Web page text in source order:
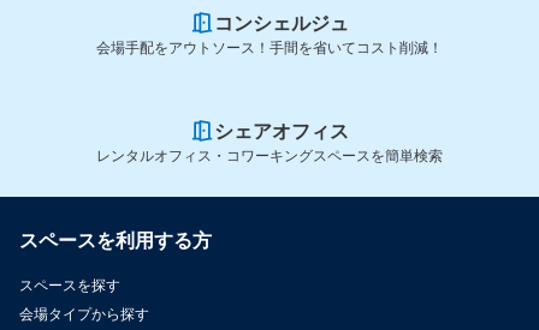
コンシェルジュ
会場手配をアウトソース！手間を省いてコスト削減！
シェアオフィス
レンタルオフィス・コワーキングスペースを簡単検索
スペースを利用する方
スペースを探す
会場タイプから探す